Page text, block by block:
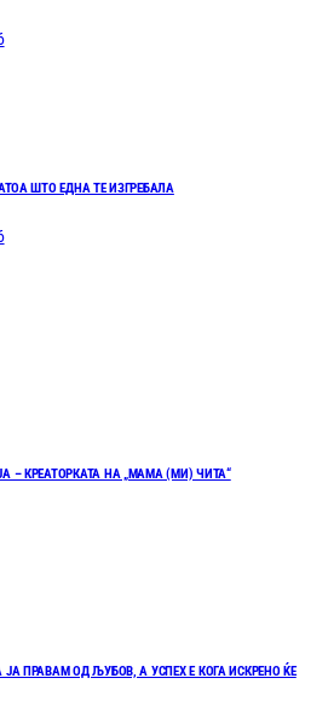
ШТО ЕДНА ТЕ ИЗГРЕБАЛА
– КРЕАТОРКАТА НА „МАМА (МИ) ЧИТА“
ПРАВАМ ОД ЉУБОВ, А УСПЕХ Е КОГА ИСКРЕНО ЌЕ